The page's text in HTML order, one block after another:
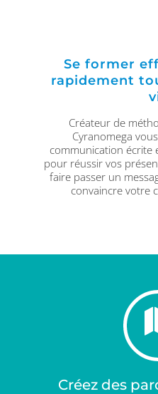
Se former
rapidement
Créateur de
Cyranomega
communication écrite
pour réussir vos
faire passer un
convaincre votre
Créez des